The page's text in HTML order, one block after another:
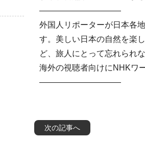
——————————
外国人リポーターが日本各
す。美しい日本の自然を楽
ど、旅人にとって忘れられ
海外の視聴者向けにNHKワ
——————————
次の記事へ